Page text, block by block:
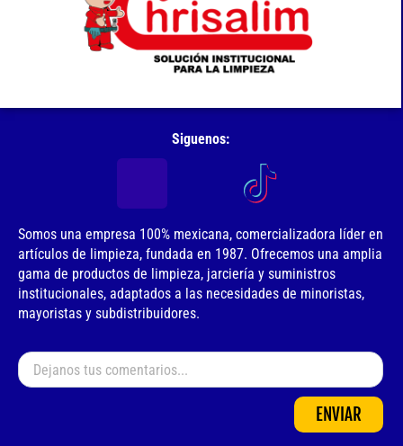
Siguenos:
Somos una empresa 100% mexicana, comercializadora líder en
artículos de limpieza, fundada en 1987. Ofrecemos una amplia
gama de productos de limpieza, jarciería y suministros
institucionales, adaptados a las necesidades de minoristas,
mayoristas y subdistribuidores.
ENVIAR